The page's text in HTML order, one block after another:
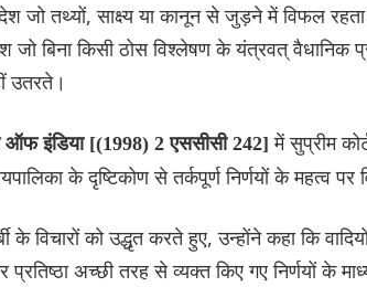
जो तथ्यों, साक्ष्य या कानून से जुड़ने में विफल
बिना किसी ठोस विश्लेषण के यंत्रवत् वैधानिक
उतरते।
ऑफ इंडिया [(1998) 2 एससीसी 242]में सुप्रीम
के दृष्टिकोण से तर्कपूर्ण निर्णयों के महत्व पर
के विचारों को उद्धृत करते हुए, उन्होंने कहा कि
अच्छी तरह से व्यक्त किए गए निर्णयों के